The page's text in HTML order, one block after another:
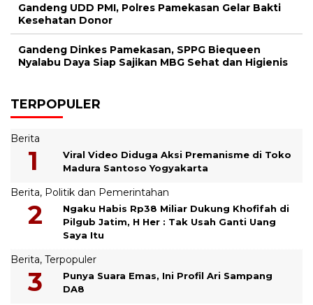
Gandeng UDD PMI, Polres Pamekasan Gelar Bakti
Kesehatan Donor
Gandeng Dinkes Pamekasan, SPPG Biequeen
Nyalabu Daya Siap Sajikan MBG Sehat dan Higienis
TERPOPULER
Berita
Viral Video Diduga Aksi Premanisme di Toko
Madura Santoso Yogyakarta
Berita, Politik dan Pemerintahan
Ngaku Habis Rp38 Miliar Dukung Khofifah di
Pilgub Jatim, H Her : Tak Usah Ganti Uang
Saya Itu
Berita, Terpopuler
Punya Suara Emas, Ini Profil Ari Sampang
DA8